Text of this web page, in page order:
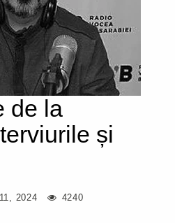
de la
și
2024 4240